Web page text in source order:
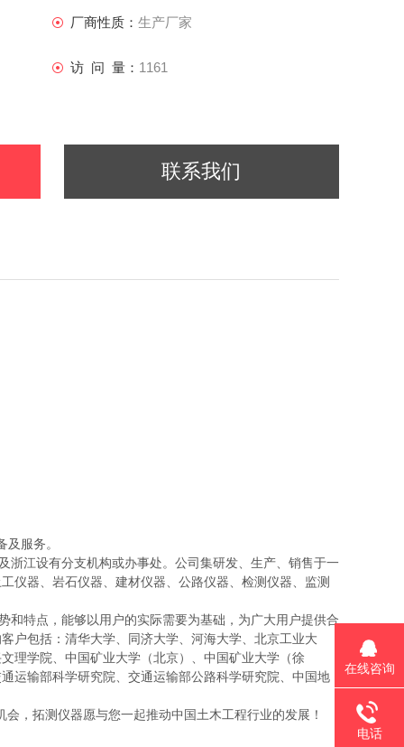
：φ70*70和φ50*50）
厂商性质： 生产厂家
访 问 量： 1161
联系我们
服务。
江设有分支机构或办事处。公司集研发、生产、销售于一
仪器、岩石仪器、建材仪器、公路仪器、检测仪器、监测
特点，能够以用户的实际需要为基础，为广大用户提供合
户包括：清华大学、同济大学、河海大学、北京工业大
理学院、中国矿业大学（北京）、中国矿业大学（徐
运输部科学研究院、交通运输部公路科学研究院、中国地
拓测仪器愿与您一起推动中国土木工程行业的发展！
在线咨询
电话